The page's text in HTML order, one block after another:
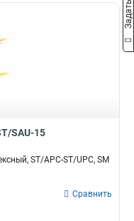
SAU-15
ST/APC-ST/UPC, SM
Сравнить